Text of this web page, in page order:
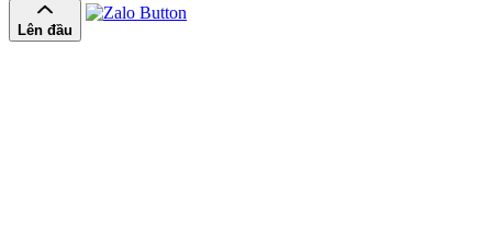
Lên đầu